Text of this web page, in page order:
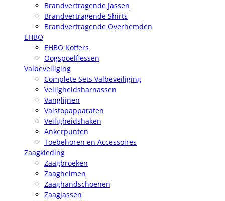
Brandvertragende Jassen
Brandvertragende Shirts
Brandvertragende Overhemden
EHBO
EHBO Koffers
Oogspoelflessen
Valbeveiliging
Complete Sets Valbeveiliging
Veiligheidsharnassen
Vanglijnen
Valstopapparaten
Veiligheidshaken
Ankerpunten
Toebehoren en Accessoires
Zaagkleding
Zaagbroeken
Zaaghelmen
Zaaghandschoenen
Zaagjassen